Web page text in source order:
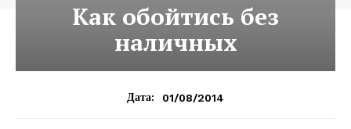
Как обойтись без
наличных
Дата: 01/08/2014